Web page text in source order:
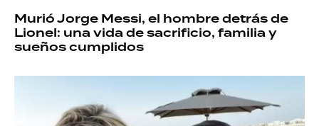
Murió Jorge Messi, el hombre detrás de
Lionel: una vida de sacrificio, familia y
sueños cumplidos